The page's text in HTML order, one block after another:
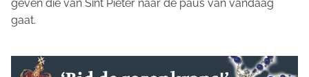
geven die van Sint Pieter naar de paus van vandaag
gaat.